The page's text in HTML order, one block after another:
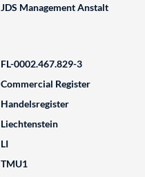
JDS Management Anstalt
FL-0002.467.829-3
Commercial Register
Handelsregister
Liechtenstein
LI
TMU1